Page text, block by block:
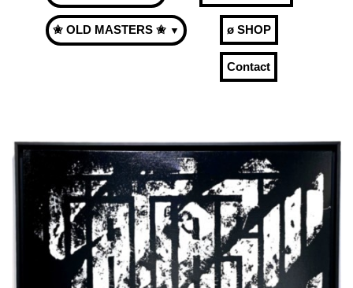
✬ OLD MASTERS ✬ ▼ ø SHOP
Contact